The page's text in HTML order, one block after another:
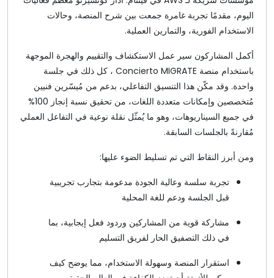
اليوم، مقدمًا تجربة غامرة جمعت بين شرح المنصة، وحالات
الاستخدام الفورية، والتمارين العملية.
أكمل المشاركون سير عمل الاستكشاف والتقييم والهجرة الموجهة
باستخدام منصة Concierto MIGRATE ، كل ذلك في جلسة
واحدة. وقد مكّن هذا التنسيق التفاعلي، بدعم من مُيسّرين فنيين
مُتخصصين وإمكانات متعددة اللغات، من تحقيق نسبة إنجاز 100%
في جميع السيناريوهات، وهو ما يُمثّل نقلة نوعية في التفاعل العملي
مُقارنةً بالجلسات السابقة.
ومن أبرز النقاط التي تم تسليط الضوء عليها:
تجربة سلسة وعالية الجودة مدعومة بتجارب تجريبية
قبل الجلسة ودعم للغة المحلية
مشاركة قوية من المشاركين وردود فعل إيجابية، بما
في ذلك التصفيق الحار لفريق التسليم
استقرار المنصة وسهولة الاستخدام، مما يوضح كيف